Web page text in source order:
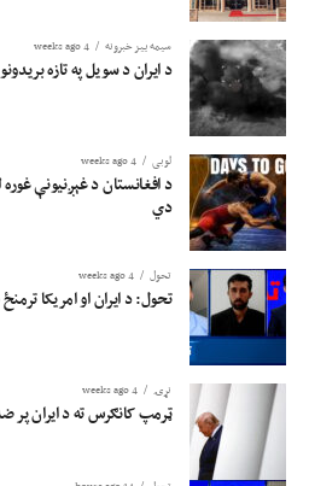
سیمه ییز خبرونه 4 weeks ago
د ایران د سویل په تازه بریدونو کې له ۳۰ ډېر ملکي
لوبی 4 weeks ago
د افغانستان د غېږنیونې
دي
تحول 4 weeks ago
تحول: د ایران او امریکا
نړۍ 4 weeks ago
ټرمپ کانګرس ته د ایران پر